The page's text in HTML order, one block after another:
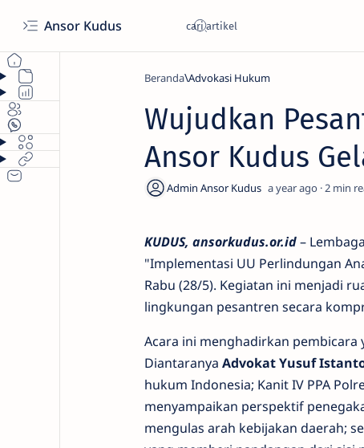
Ansor Kudus
Beranda Advokasi Hukum
Wujudkan
Ansor Kudus
a year ago 2
KUDUS, ansorkudus.or.id–
"Implementasi UU Perlindungan
Rabu (28/5). Kegiatan ini menjadi
lingkungan pesantren secara
Acara ini menghadirkan
Diantaranya Advokat Yusuf
hukum Indonesia; Kanit IV PPA
menyampaikan perspektif
mengulas arah kebijakan daerah;